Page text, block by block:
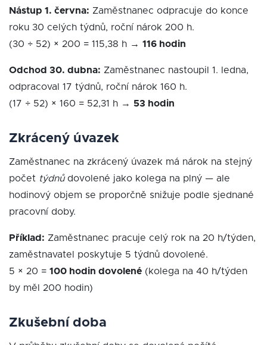
Nástup 1. června: Zaměstnanec odpracuje do konce
roku 30 celých týdnů, roční nárok 200 h.
(30 ÷ 52) × 200 = 115,38 h → 116 hodin
Odchod 30. dubna: Zaměstnanec nastoupil 1. ledna,
odpracoval 17 týdnů, roční nárok 160 h.
(17 ÷ 52) × 160 = 52,31 h → 53 hodin
Zkrácený úvazek
Zaměstnanec na zkrácený úvazek má nárok na stejný
počet týdnůdovolené jako kolega na plný — ale
hodinový objem se proporčně snižuje podle sjednané
pracovní doby.
Příklad: Zaměstnanec pracuje celý rok na 20 h/týden,
zaměstnavatel poskytuje 5 týdnů dovolené.
5 × 20 = 100 hodin dovolené (kolega na 40 h/týden
by měl 200 hodin)
Zkušební doba